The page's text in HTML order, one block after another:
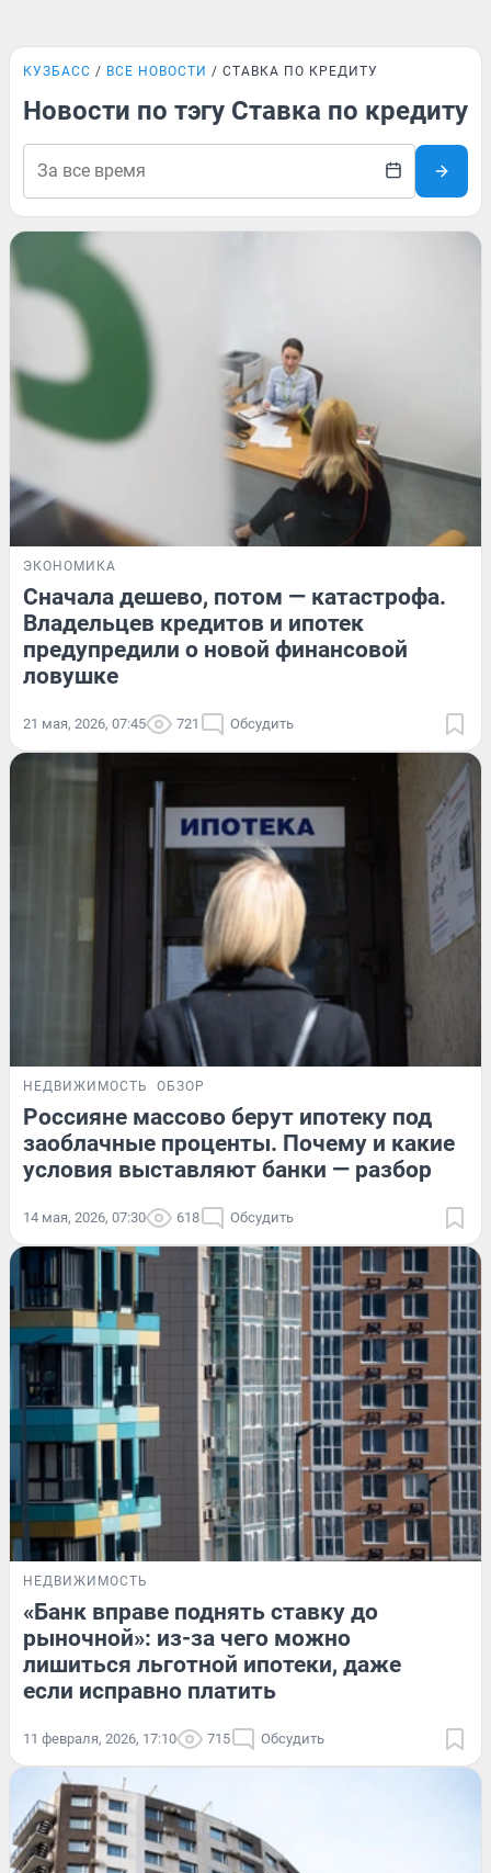
КУЗБАСС ВСЕ НОВОСТИ СТАВКА ПО КРЕДИТУ
Новости по тэгу Ставка по кредиту
ЭКОНОМИКА
Сначала дешево, потом — катастрофа.
Владельцев кредитов и ипотек
предупредили о новой финансовой
ловушке
21 мая, 2026, 07:45 721 Обсудить
НЕДВИЖИМОСТЬ ОБЗОР
Россияне массово берут ипотеку под
заоблачные проценты. Почему и какие
условия выставляют банки — разбор
14 мая, 2026, 07:30 618 Обсудить
НЕДВИЖИМОСТЬ
«Банк вправе поднять ставку до
рыночной»: из-за чего можно
лишиться льготной ипотеки, даже
если исправно платить
11 февраля, 2026, 17:10 715 Обсудить